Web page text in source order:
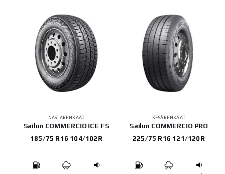
NASTARENKAAT
Sailun COMMERCIO ICE FS
185/75 R16 104/102R
KESÄRENKAAT
Sailun COMMERCIO PRO
225/75 R16 121/120R